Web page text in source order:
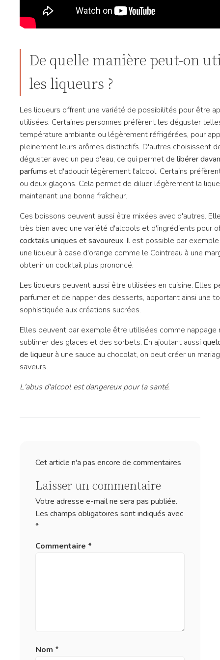
De quelle manière peut-on
les liqueurs ?
Les liqueurs offrent une variété de possibilités pour être
utilisées. Certaines personnes préfèrent les déguster
température ambiante ou légèrement réfrigérées, pour
pleinement leurs arômes distinctifs. D'autres choisissent
déguster avec un peu d'eau, ce qui permet de libérer
parfums et d'adoucir légèrement l'alcool. Certains
ou deux glaçons. Cela permet de diluer légèrement la
maintenant une bonne fraîcheur.
Ces boissons peuvent aussi être mixées avec d'autres.
très bien avec une variété d'alcools et d'ingrédients pour
cocktails uniques et savoureux. Il est possible par
une liqueur à base d'orange comme le Cointreau à une
obtenir un cocktail plus prononcé.
Les liqueurs peuvent aussi être utilisées en cuisine. Elles
parfumer et de napper des desserts, apportant ainsi une
sophistiquée aux créations sucrées.
Elles peuvent par exemple être utilisées comme nappage
sublimer des glaces et des sorbets. En ajoutant aussi
de liqueur à une sauce au chocolat, on peut créer un
saveurs.
L'abus d'alcool est dangereux pour la santé.
Cet article n'a pas encore de commentaires
Laisser un commentaire
Votre adresse e-mail ne sera pas publiée.
Les champs obligatoires sont indiqués avec
*
Commentaire *
Nom *